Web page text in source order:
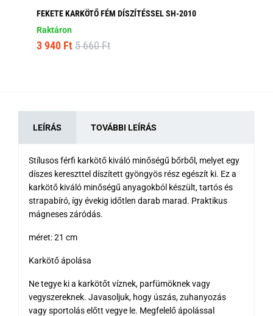
FEKETE KARKÖTŐ FÉM DÍSZÍTÉSSEL SH-2010
Raktáron
3 940 Ft 5 660 Ft
LEÍRÁS TOVÁBBI LEÍRÁS
Stílusos férfi karkötő kiváló minőségű bőrből, melyet egy
díszes kereszttel díszített gyöngyös rész egészít ki. Ez a
karkötő kiváló minőségű anyagokból készült, tartós és
strapabíró, így évekig időtlen darab marad. Praktikus
mágneses záródás.
méret: 21 cm
Karkötő ápolása
Ne tegye ki a karkötőt víznek, parfümöknek vagy
vegyszereknek. Javasoljuk, hogy úszás, zuhanyozás
vagy sportolás előtt vegye le. Megfelelő ápolással